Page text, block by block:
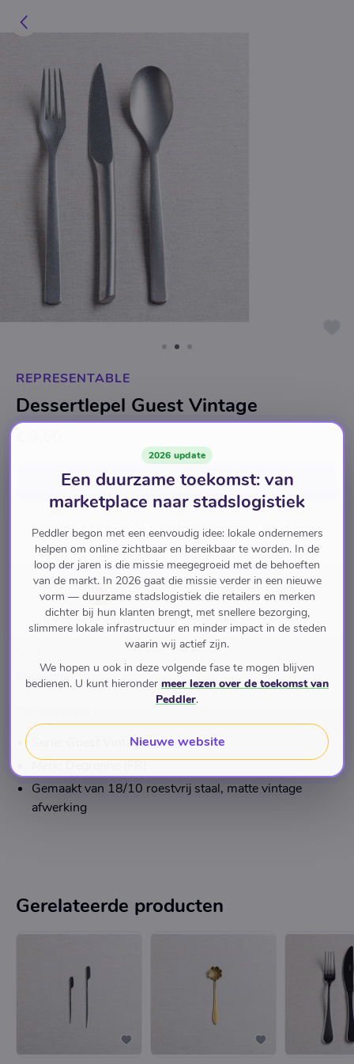
REPRESENTABLE
Dessertlepel Guest Vintage
In winkelwagenvoor€ 9,50
Bestek Bestek Guest Vintage
Pay with
Degrenne
Serie: Guest Vintage
Merk: Degrenne (FR)
Gemaakt van 18/10 roestvrij staal, matte vintage
afwerking
Gerelateerde producten
2026 update
Een duurzame toekomst: van
marketplace naar stadslogistiek
Peddler begon met een eenvoudig idee: lokale ondernemers
helpen om online zichtbaar en bereikbaar te worden. In de
loop der jaren is die missie meegegroeid met de behoeften
van de markt. In 2026 gaat die missie verder in een nieuwe
vorm — duurzame stadslogistiek die retailers en merken
dichter bij hun klanten brengt, met snellere bezorging,
slimmere lokale infrastructuur en minder impact in de steden
waarin wij actief zijn.
We hopen u ook in deze volgende fase te mogen blijven
bedienen. U kunt hieronder meer lezen over de toekomst van
Peddler.
Nieuwe website